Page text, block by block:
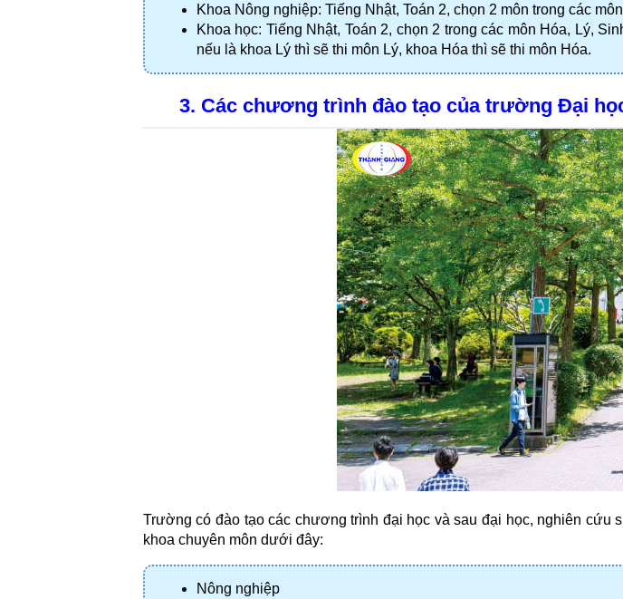
Khoa Nông nghiệp: Tiếng Nhật, Toán 2, chọn 2 môn trong các
Khoa học: Tiếng Nhật, Toán 2, chọn 2 trong các môn Hóa, Lý,
nếu là khoa Lý thì sẽ thi môn Lý, khoa Hóa thì sẽ thi môn Hóa.
3. Các chương trình đào tạo của trường Đại
Trường có đào tạo các chương trình đại học và sau đại học, nghiên
khoa chuyên môn dưới đây:
Nông nghiệp